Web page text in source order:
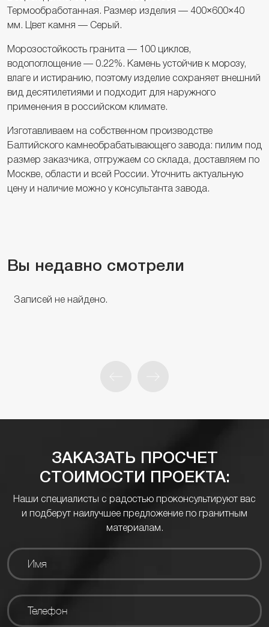
Термообработанная. Размер изделия — 400×600×40
мм. Цвет камня — Серый.
Морозостойкость гранита — 100 циклов,
водопоглощение — 0.22%. Камень устойчив к морозу,
влаге и истиранию, поэтому изделие сохраняет внешний
вид десятилетиями и подходит для наружного
применения в российском климате.
Изготавливаем на собственном производстве
Балтийского камнеобрабатывающего завода: пилим под
размер заказчика, отгружаем со склада, доставляем по
Москве, области и всей России. Уточнить актуальную
цену и наличие можно у консультанта завода.
Вы недавно смотрели
Записей не найдено.
ЗАКАЗАТЬ ПРОСЧЕТ
СТОИМОСТИ ПРОЕКТА:
Наши специалисты с радостью проконсультируют вас
и подберут наилучшее предложение по гранитным
материалам.